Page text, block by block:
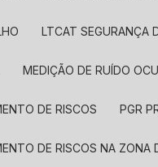
LTCAT SEGURANÇA
MEDIÇÃO DE RUÍDO
DE RISCOS PGR
DE RISCOS NA ZONA